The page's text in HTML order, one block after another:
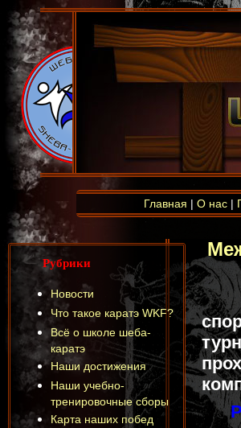
Главная | О нас |
Рубрики
Новости
Что такое каратэ WKF?
Всё о школе шеба-
каратэ
Наши достижения
Наши учебно-
тренировочные сборы
Карта наших побед